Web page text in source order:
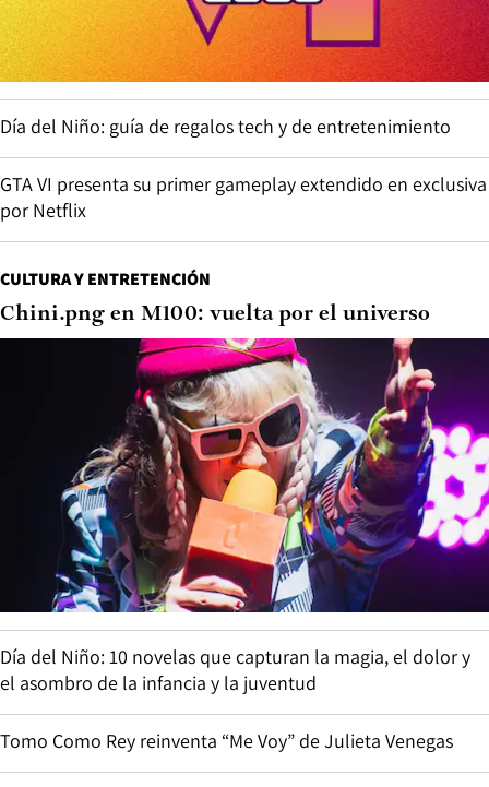
Día del Niño: guía de regalos tech y de entretenimiento
GTA VI presenta su primer gameplay extendido en exclusiva
por Netflix
CULTURA Y ENTRETENCIÓN
Chini.png en M100: vuelta por el universo
Día del Niño: 10 novelas que capturan la magia, el dolor y
el asombro de la infancia y la juventud
Tomo Como Rey reinventa “Me Voy” de Julieta Venegas